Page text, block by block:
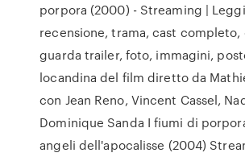
porpora (2000) - Streaming |
recensione, trama, cast completo,
guarda trailer, foto, immagini,
locandina del film diretto da
con Jean Reno, Vincent Cassel,
Dominique Sanda I fiumi di
angeli dell'apocalisse (2004)